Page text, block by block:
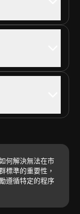
何解決無法在市
標準的重要性，
遵循特定的程序